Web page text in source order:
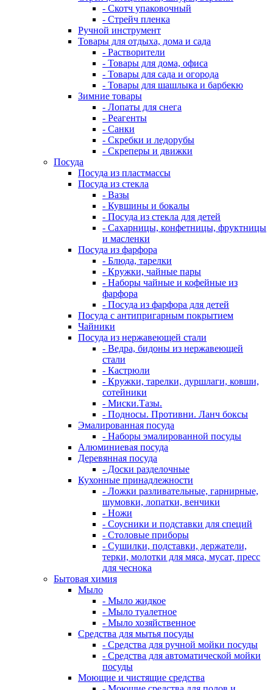
- Скотч упаковочный
- Стрейч пленка
Ручной инструмент
Товары для отдыха, дома и сада
- Растворители
- Товары для дома, офиса
- Товары для сада и огорода
- Товары для шашлыка и барбекю
Зимние товары
- Лопаты для снега
- Реагенты
- Санки
- Скребки и ледорубы
- Скреперы и движки
Посуда
Посуда из пластмассы
Посуда из стекла
- Вазы
- Кувшины и бокалы
- Посуда из стекла для детей
- Сахарницы, конфетницы, фруктницы
и масленки
Посуда из фарфора
- Блюда, тарелки
- Кружки, чайные пары
- Наборы чайные и кофейные из
фарфора
- Посуда из фарфора для детей
Посуда с антипригарным покрытием
Чайники
Посуда из нержавеющей стали
- Ведра, бидоны из нержавеющей
стали
- Кастрюли
- Кружки, тарелки, дуршлаги, ковши,
сотейники
- Миски.Тазы.
- Подносы. Противни. Ланч боксы
Эмалированная посуда
- Наборы эмалированной посуды
Алюминиевая посуда
Деревянная посуда
- Доски разделочные
Кухонные принадлежности
- Ложки разливательные, гарнирные,
шумовки, лопатки, венчики
- Ножи
- Соусники и подставки для специй
- Столовые приборы
- Сушилки, подставки, держатели,
терки, молотки для мяса, мусат, пресс
для чеснока
Бытовая химия
Мыло
- Мыло жидкое
- Мыло туалетное
- Мыло хозяйственное
Средства для мытья посуды
- Средства для ручной мойки посуды
- Средства для автоматической мойки
посуды
Моющие и чистящие средства